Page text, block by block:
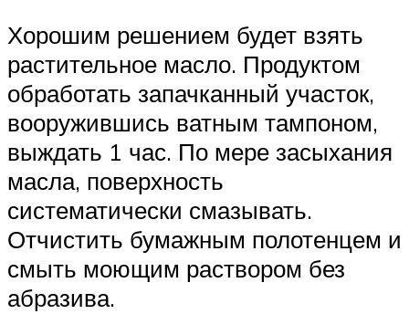
Хорошим решением будет взять
растительное масло. Продуктом
обработать запачканный участок,
вооружившись ватным тампоном,
выждать 1 час. По мере засыхания
масла, поверхность
систематически смазывать.
Отчистить бумажным полотенцем и
смыть моющим раствором без
абразива.